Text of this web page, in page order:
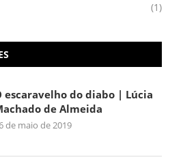
(1)
escaravelho do diabo | Lúcia
de Almeida
de maio de 2019